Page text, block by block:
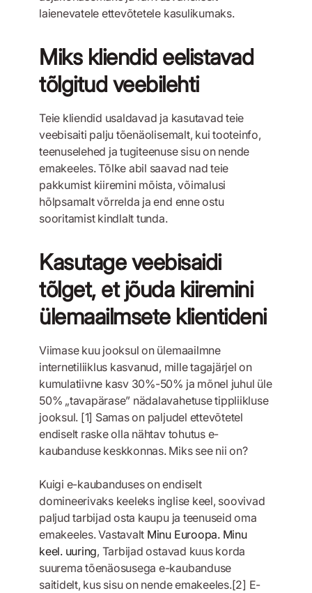
laienevatele ettevõtetele kasulikumaks.
Miks kliendid eelistavad
tõlgitud veebilehti
Teie kliendid usaldavad ja kasutavad teie
veebisaiti palju tõenäolisemalt, kui tooteinfo,
teenuselehed ja tugiteenuse sisu on nende
emakeeles. Tõlke abil saavad nad teie
pakkumist kiiremini mõista, võimalusi
hõlpsamalt võrrelda ja end enne ostu
sooritamist kindlalt tunda.
Kasutage veebisaidi
tõlget, et jõuda kiiremini
ülemaailmsete klientideni
Viimase kuu jooksul on ülemaailmne
internetiliiklus kasvanud, mille tagajärjel on
kumulatiivne kasv 30%-50% ja mõnel juhul üle
50% „tavapärase” nädalavahetuse tippliikluse
jooksul. [1] Samas on paljudel ettevõtetel
endiselt raske olla nähtav tohutus e-
kaubanduse keskkonnas. Miks see nii on?
Kuigi e-kaubanduses on endiselt
domineerivaks keeleks inglise keel, soovivad
paljud tarbijad osta kaupu ja teenuseid oma
emakeeles. Vastavalt Minu Euroopa. Minu
keel. uuring, Tarbijad ostavad kuus korda
suurema tõenäosusega e-kaubanduse
saitidelt, kus sisu on nende emakeeles.[2] E-